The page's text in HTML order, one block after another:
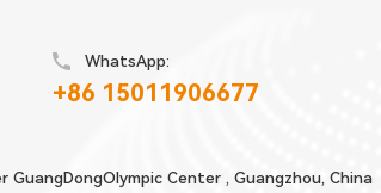
WhatsApp:
+86 15011906677
Center , Guangzhou, China